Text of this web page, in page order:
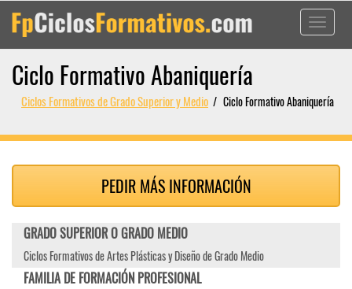
Toggle
Ciclo Formativo Abaniquería
Ciclos Formativos de Grado Superior y Medio Ciclo Formativo Abaniquería
PEDIR MÁS INFORMACIÓN
GRADO SUPERIOR O GRADO MEDIO
Ciclos Formativos de Artes Plásticas y Diseño de Grado Medio
FAMILIA DE FORMACIÓN PROFESIONAL